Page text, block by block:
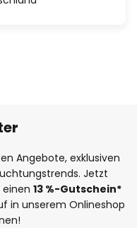
Angebote, exklusiven
Jetzt
13 %-Gutschein*
in unserem Onlineshop